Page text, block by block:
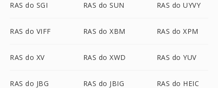
RAS do SGI RAS do SUN RAS do UYVY
RAS do VIFF RAS do XBM RAS do XPM
RAS do XV RAS do XWD RAS do YUV
RAS do JBG RAS do JBIG RAS do HEIC